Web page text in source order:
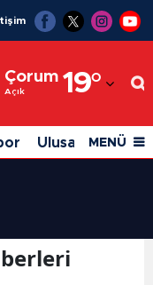
Çorum
Açık 19°
Adıyaman
Afyonkarahisar
Ağrı
Ankara
Antalya
Ulusal Siyaset
MENÜ